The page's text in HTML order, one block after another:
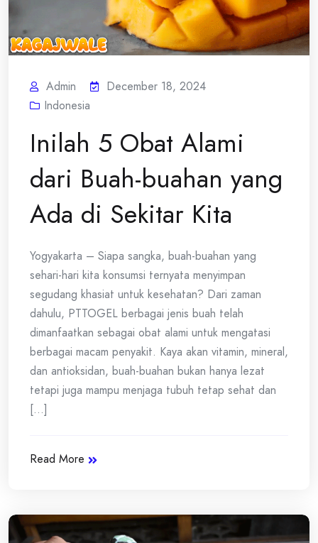
Admin
December 18, 2024
Indonesia
Inilah 5 Obat Alami
dari Buah-buahan yang
Ada di Sekitar Kita
Yogyakarta – Siapa sangka, buah-buahan yang
sehari-hari kita konsumsi ternyata menyimpan
segudang khasiat untuk kesehatan? Dari zaman
dahulu, PTTOGEL berbagai jenis buah telah
dimanfaatkan sebagai obat alami untuk mengatasi
berbagai macam penyakit. Kaya akan vitamin, mineral,
dan antioksidan, buah-buahan bukan hanya lezat
tetapi juga mampu menjaga tubuh tetap sehat dan
[...]
Read More